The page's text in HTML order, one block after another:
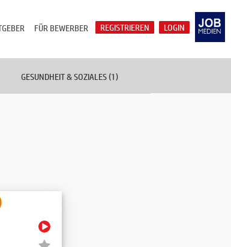
LOGIN
REGISTRIEREN
FÜR BEWERBER
GESUNDHEIT & SOZIALES (1)